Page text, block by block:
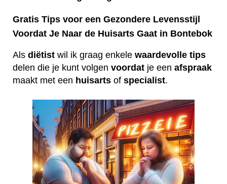
Gratis Tips voor een Gezondere Levensstijl
Voordat Je Naar de Huisarts Gaat in Bontebok
Als diëtist wil ik graag enkele waardevolle tips
delen die je kunt volgen voordat je een afspraak
maakt met een huisarts of specialist.